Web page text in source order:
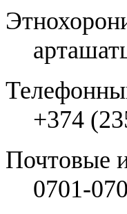
+374
Почтовые
0701-